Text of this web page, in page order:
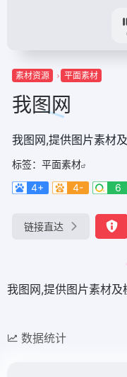
素材资源 平面素材
我图网
我图网,提供图片素材
标签： 平面素材
4+
4- 6
链接直达
我图网,提供图片素材
数据统计